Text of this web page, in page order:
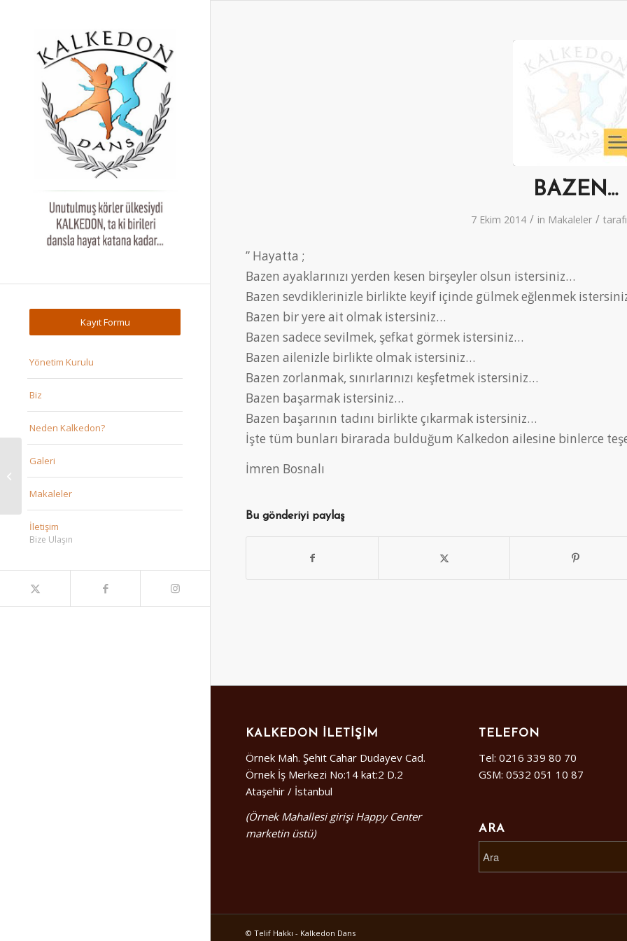
Kayıt Formu
Yönetim Kurulu
Biz
Neden Kalkedon?
Galeri
Makaleler
İletişim
Bize Ulaşın
BAZEN…
7 Ekim 2014 / in Makaleler /
” Hayatta ;
Bazen ayaklarınızı yerden kesen birşeyler olsun istersiniz…
Bazen sevdiklerinizle birlikte keyif içinde gülmek eğlenmek
Bazen bir yere ait olmak istersiniz…
Bazen sadece sevilmek, şefkat görmek istersiniz…
Bazen ailenizle birlikte olmak istersiniz…
Bazen zorlanmak, sınırlarınızı keşfetmek istersiniz…
Bazen başarmak istersiniz…
Bazen başarının tadını birlikte çıkarmak istersiniz…
İşte tüm bunları birarada bulduğum Kalkedon ailesine binlerce
İmren Bosnalı
Bu gönderiyi paylaş
KALKEDON İLETIŞIM
Örnek Mah. Şehit Cahar Dudayev Cad.
Örnek İş Merkezi No:14 kat:2 D.2
Ataşehir / İstanbul
(Örnek Mahallesi girişi Happy Center
marketin üstü)
TELEFON
Tel: 0216 339 80 70
GSM: 0532 051 10 87
ARA
© Telif Hakkı - Kalkedon Dans
MUHTEŞEM KALKEDON